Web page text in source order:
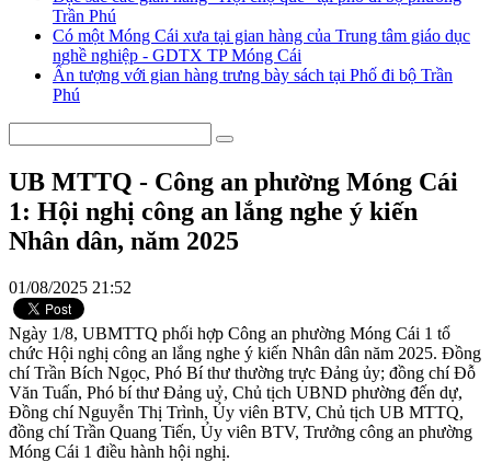
Trần Phú
Có một Móng Cái xưa tại gian hàng của Trung tâm giáo dục
nghề nghiệp - GDTX TP Móng Cái
Ấn tượng với gian hàng trưng bày sách tại Phố đi bộ Trần
Phú
UB MTTQ - Công an phường Móng Cái
1: Hội nghị công an lắng nghe ý kiến
Nhân dân, năm 2025
01/08/2025 21:52
Ngày 1/8, UBMTTQ phối hợp Công an phường Móng Cái 1 tổ
chức Hội nghị công an lắng nghe ý kiến Nhân dân năm 2025. Đồng
chí Trần Bích Ngọc, Phó Bí thư thường trực Đảng ủy; đồng chí Đỗ
Văn Tuấn, Phó bí thư Đảng uỷ, Chủ tịch UBND phường đến dự,
Đồng chí Nguyễn Thị Trình, Ủy viên BTV, Chủ tịch UB MTTQ,
đồng chí Trần Quang Tiến, Ủy viên BTV, Trưởng công an phường
Móng Cái 1 điều hành hội nghị.